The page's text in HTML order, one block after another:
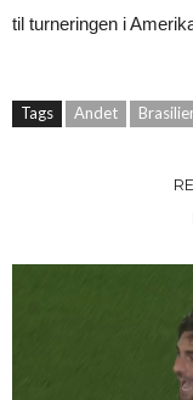
til turneringen i
Tags Andet